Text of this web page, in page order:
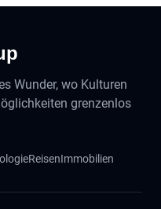
Wunder, wo Kulturen
grenzenlos
ReisenImmobilien